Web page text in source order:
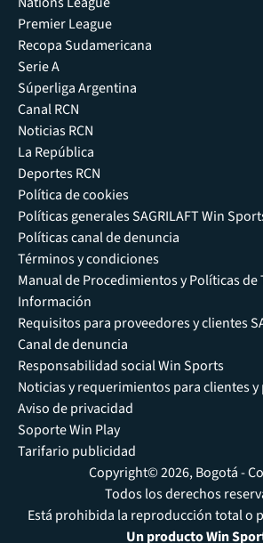
Premier League
Recopa Sudamericana
Serie A
Súperliga Argentina
Canal RCN
Noticias RCN
La República
Deportes RCN
Política de cookies
Políticas generales SAGRILAFT Win
Políticas canal de denuncia
Términos y condiciones
Manual de Procedimientos y Políticas
Información
Requisitos para proveedores y clientes
Canal de denuncia
Responsabilidad social Win Sports
Noticias y requerimientos para clientes
Aviso de privacidad
Soporte Win Play
Tarifario publicidad
Copyright© 2026, Bogotá -
Todos los derechos
Está prohibida la reproducción total o
Un producto Win